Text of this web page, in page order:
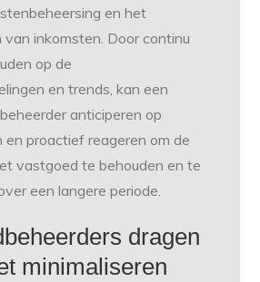
en het
van inkomsten. Door continu
op de
en trends, kan een
anticiperen op
en proactief reageren om de
vastgoed te behouden en te
een langere periode.
dragen
minimaliseren